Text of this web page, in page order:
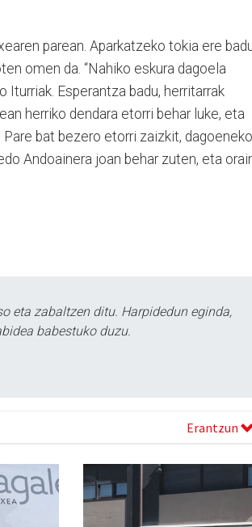
parean. Aparkatzeko tokia ere
omen da. “Nahiko eskura dagoela
Iturriak. Esperantza badu, herritarrak
herriko dendara etorri behar luke, eta
bat bezero etorri zaizkit,
Andoainera joan behar zuten, eta
eta zabaltzen ditu. Harpidedun eginda,
babestuko duzu.
Erantzun